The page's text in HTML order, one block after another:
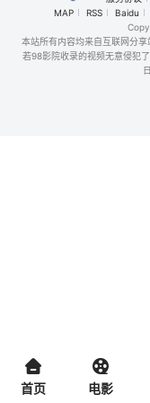
MAP
RSS Baidu
本站所有内容均来自互联网分享
若98影院收录的视频无意侵犯
首页 电影